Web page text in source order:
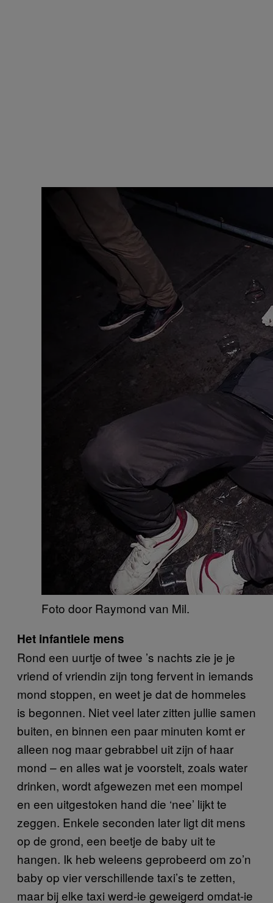
Foto door Raymond van Mil.
Het infantiele mens
Rond een uurtje of twee ’s nachts zie je je
vriend of vriendin zijn tong fervent in iemands
mond stoppen, en weet je dat de hommeles
is begonnen. Niet veel later zitten jullie samen
buiten, en binnen een paar minuten komt er
alleen nog maar gebrabbel uit zijn of haar
mond – en alles wat je voorstelt, zoals water
drinken, wordt afgewezen met een mompel
en een uitgestoken hand die ‘nee’ lijkt te
zeggen. Enkele seconden later ligt dit mens
op de grond, een beetje de baby uit te
hangen. Ik heb weleens geprobeerd om zo’n
baby op vier verschillende taxi’s te zetten,
maar bij elke taxi werd-ie geweigerd omdat-ie